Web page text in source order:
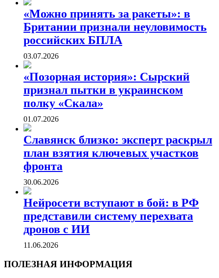
«Можно принять за ракеты»: в
Британии признали неуловимость
российских БПЛА
03.07.2026
«Позорная история»: Сырский
признал пытки в украинском
полку «Скала»
01.07.2026
Славянск близко: эксперт раскрыл
план взятия ключевых участков
фронта
30.06.2026
Нейросети вступают в бой: в РФ
представили систему перехвата
дронов с ИИ
11.06.2026
ПОЛЕЗНАЯ ИНФОРМАЦИЯ